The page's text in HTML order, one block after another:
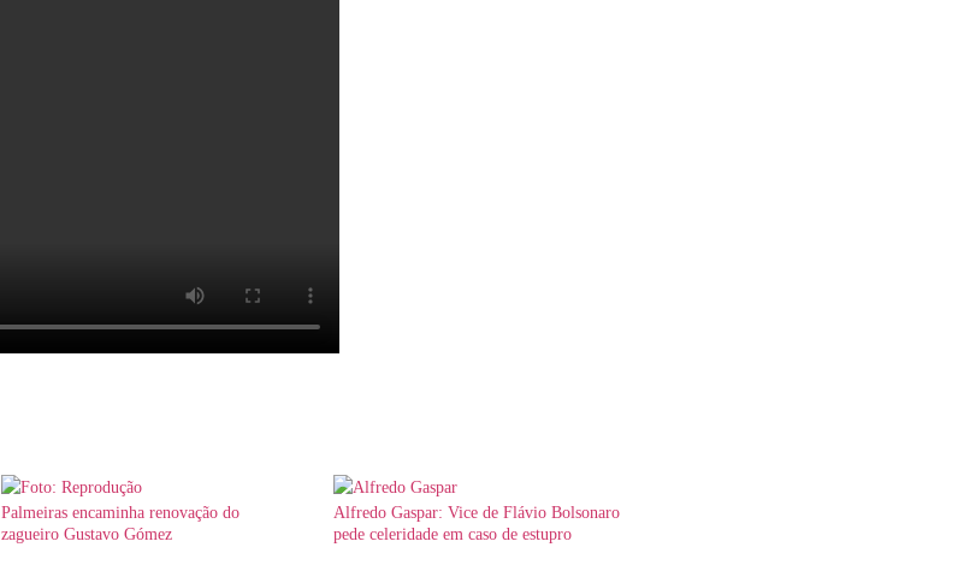
Palmeiras encaminha renovação do
zagueiro Gustavo Gómez
Alfredo Gaspar: Vice de Flávio Bolsonaro
pede celeridade em caso de estupro